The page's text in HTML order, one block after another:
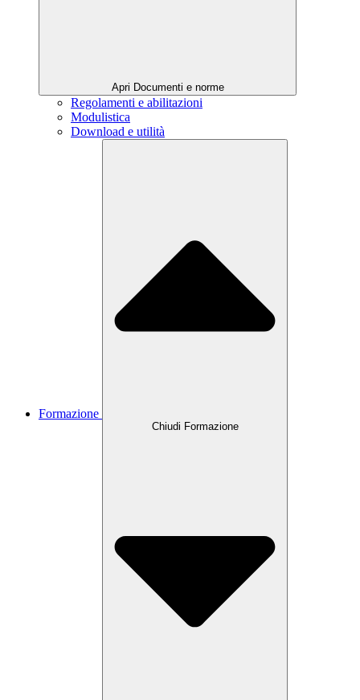
Apri Documenti e norme
Regolamenti e abilitazioni
Modulistica
Download e utilità
Formazione
Chiudi Formazione